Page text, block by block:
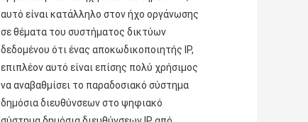
αυτό είναι κατάλληλο στον ήχο οργάνωσης
σε θέματα του συστήματος δικτύων
δεδομένου ότι ένας αποκωδικοποιητής IP,
επιπλέον αυτό είναι επίσης πολύ χρήσιμος
να αναβαθμίσει το παραδοσιακό σύστημα
δημόσια διευθύνσεων στο ψηφιακό